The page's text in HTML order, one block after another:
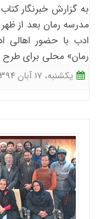
به گزارش خبرنگار
ادب با حضور اهالی
رمان» محلی برای
یکشنبه، 17 آبان 1394 - 13:41